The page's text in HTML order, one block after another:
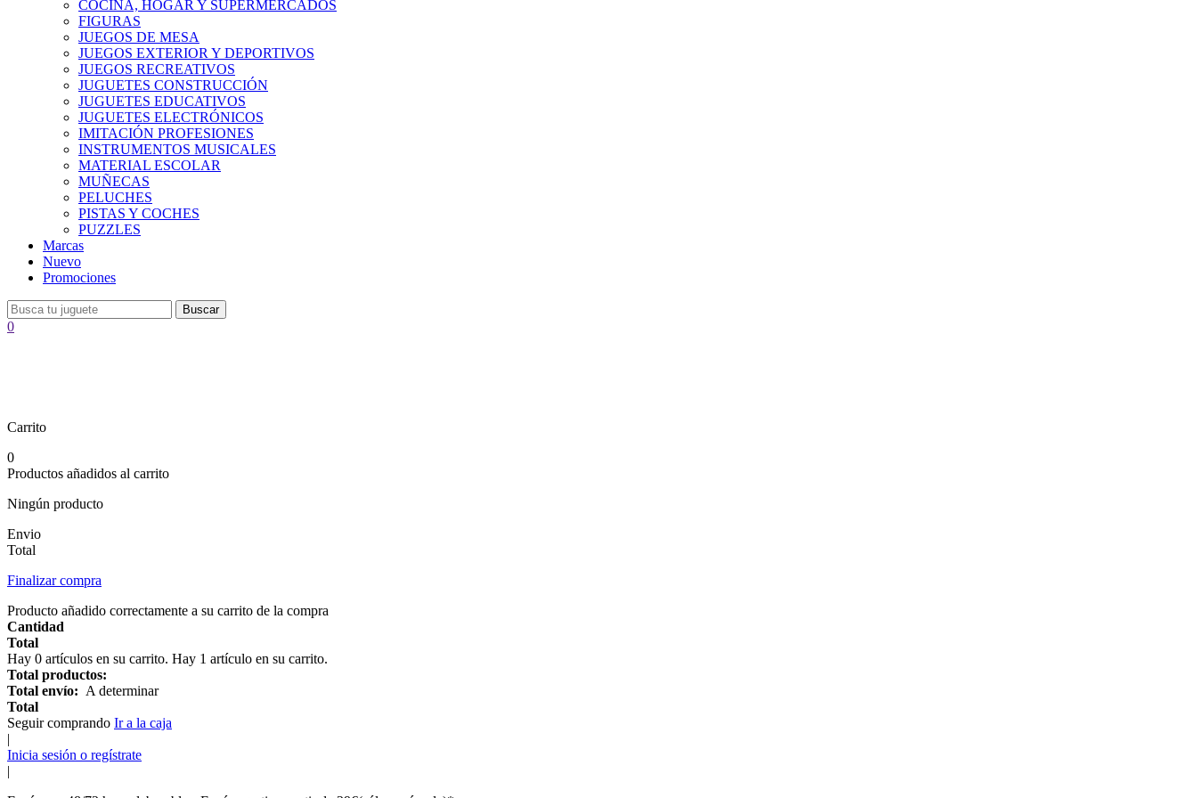
COCINA, HOGAR Y SUPERMERCADOS
FIGURAS
JUEGOS DE MESA
JUEGOS EXTERIOR Y DEPORTIVOS
JUEGOS RECREATIVOS
JUGUETES CONSTRUCCIÓN
JUGUETES EDUCATIVOS
JUGUETES ELECTRÓNICOS
IMITACIÓN PROFESIONES
INSTRUMENTOS MUSICALES
MATERIAL ESCOLAR
MUÑECAS
PELUCHES
PISTAS Y COCHES
PUZZLES
Marcas
Nuevo
Promociones
Buscar
0
Carrito
0
Productos añadidos al carrito
Ningún producto
Envio
Total
Finalizar compra
Producto añadido correctamente a su carrito de la compra
Cantidad
Total
Hay 0 artículos en su carrito. Hay 1 artículo en su carrito.
Total productos:
Total envío: A determinar
Total
Seguir comprando Ir a la caja
|
Inicia sesión o regístrate
|